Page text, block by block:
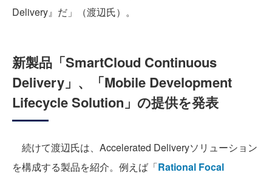
Delivery』だ」（渡辺氏）。
新製品「SmartCloud Continuous
Delivery」、「Mobile Development
Lifecycle Solution」の提供を発表
続けて渡辺氏は、Accelerated Deliveryソリューション
を構成する製品を紹介。例えば「Rational Focal